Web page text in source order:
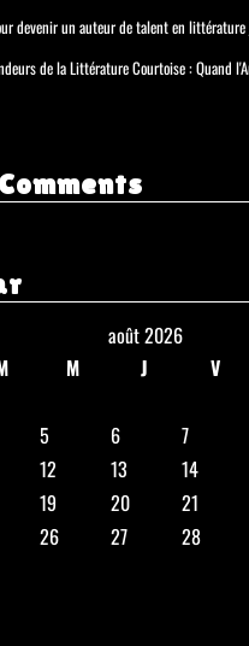
devenir un auteur de talent en littérature
de la Littérature Courtoise : Quand
août 2026
M J V
5 6 7
12 13 14
19 20 21
26 27 28